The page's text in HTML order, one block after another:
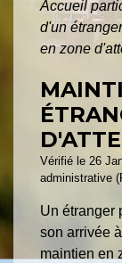
Accueil
d'un
en zone
Vérifié le 26
administrative
Un étranger
son arrivée
maintien en